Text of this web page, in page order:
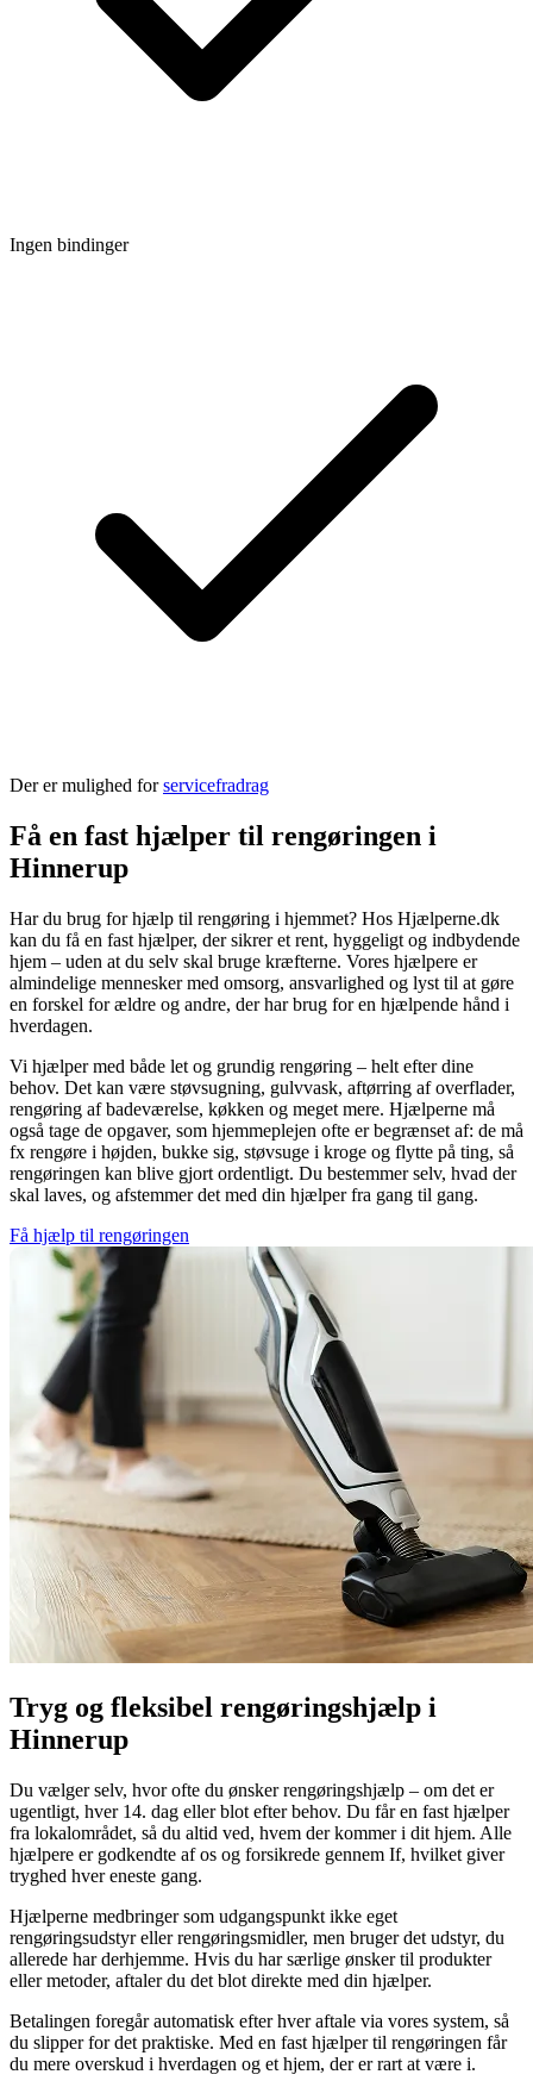
Ingen bindinger
Der er mulighed forservicefradrag
Få en fast hjælper til rengøringen i
Hinnerup
Har du brug for hjælp til rengøring i hjemmet? Hos Hjælperne.dk
kan du få en fast hjælper, der sikrer et rent, hyggeligt og indbydende
hjem – uden at du selv skal bruge kræfterne. Vores hjælpere er
almindelige mennesker med omsorg, ansvarlighed og lyst til at gøre
en forskel for ældre og andre, der har brug for en hjælpende hånd i
hverdagen.
Vi hjælper med både let og grundig rengøring – helt efter dine
behov. Det kan være støvsugning, gulvvask, aftørring af overflader,
rengøring af badeværelse, køkken og meget mere. Hjælperne må
også tage de opgaver, som hjemmeplejen ofte er begrænset af: de må
fx rengøre i højden, bukke sig, støvsuge i kroge og flytte på ting, så
rengøringen kan blive gjort ordentligt. Du bestemmer selv, hvad der
skal laves, og afstemmer det med din hjælper fra gang til gang.
Få hjælp til rengøringen
Tryg og fleksibel rengøringshjælp i
Hinnerup
Du vælger selv, hvor ofte du ønsker rengøringshjælp – om det er
ugentligt, hver 14. dag eller blot efter behov. Du får en fast hjælper
fra lokalområdet, så du altid ved, hvem der kommer i dit hjem. Alle
hjælpere er godkendte af os og forsikrede gennem If, hvilket giver
tryghed hver eneste gang.
Hjælperne medbringer som udgangspunkt ikke eget
rengøringsudstyr eller rengøringsmidler, men bruger det udstyr, du
allerede har derhjemme. Hvis du har særlige ønsker til produkter
eller metoder, aftaler du det blot direkte med din hjælper.
Betalingen foregår automatisk efter hver aftale via vores system, så
du slipper for det praktiske. Med en fast hjælper til rengøringen får
du mere overskud i hverdagen og et hjem, der er rart at være i.